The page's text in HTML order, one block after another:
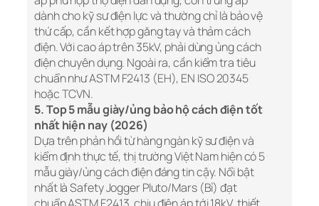
dành cho kỹ sư điện lực và thường chỉ là bảo vệ
thứ cấp, cần kết hợp găng tay và thảm cách
điện. Với cao áp trên 35kV, phải dùng ủng cách
điện chuyên dụng. Ngoài ra, cần kiểm tra tiêu
chuẩn như ASTM F2413 (EH), EN ISO 20345
hoặc TCVN.
5. Top 5 mẫu giày/ủng bảo hộ cách điện tốt
nhất hiện nay (2026)
Dựa trên phản hồi từ hàng ngàn kỹ sư điện và
kiểm định thực tế, thị trường Việt Nam hiện có 5
mẫu giày/ủng cách điện đáng tin cậy. Nổi bật
nhất là Safety Jogger Pluto/Mars (Bỉ) đạt